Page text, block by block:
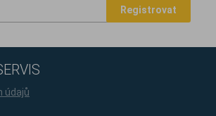
Registrovat
údajů